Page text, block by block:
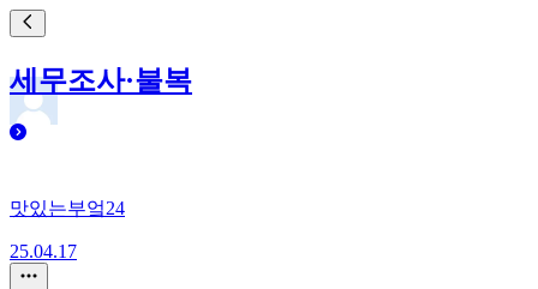
세무조사·불복
맛있는부엌24
25.04.17